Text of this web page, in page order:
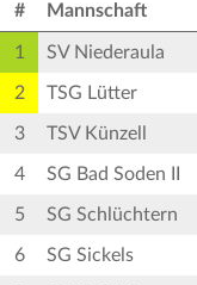
# Mannschaft
1 SV Niederaula
2 TSG Lütter
3 TSV Künzell
4 SG Bad Soden II
5 SG Schlüchtern
6 SG Sickels